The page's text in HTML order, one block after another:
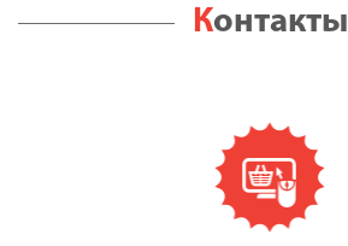
Контакты